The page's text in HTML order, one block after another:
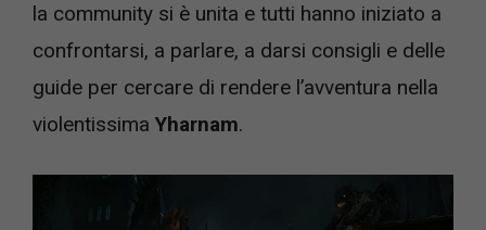
la community si è unita e tutti hanno iniziato a
confrontarsi, a parlare, a darsi consigli e delle
guide per cercare di rendere l’avventura nella
violentissima Yharnam.